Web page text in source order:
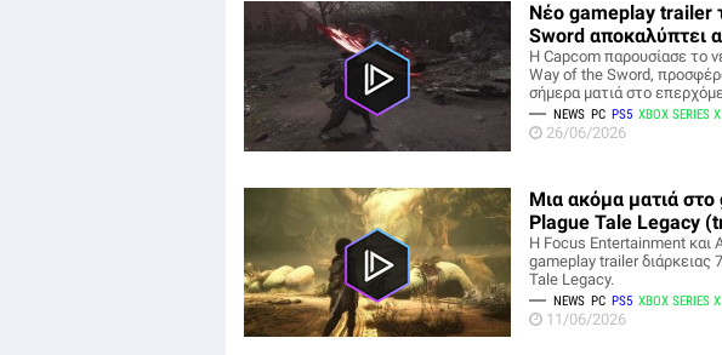
Νέο gameplay trailer
Sword αποκαλύπτει
Η Capcom παρουσίασε το
Way of the Sword,
σήμερα ματιά στο
NEWS PC PS5 XBOX SERIES X
26/06/2026
Μια ακόμα ματιά
Plague Tale Legacy
Η Focus Entertainment και
gameplay trailer διάρκειας
Tale Legacy.
NEWS PC PS5 XBOX SERIES X
11/06/2026